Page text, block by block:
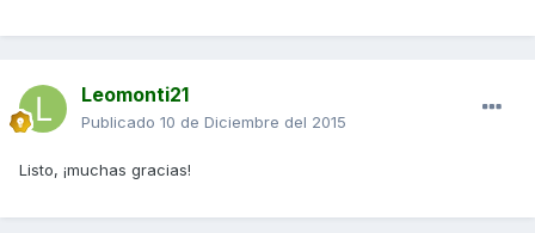
Leomonti21
Publicado 10 de Diciembre del 2015
Listo, ¡muchas gracias!